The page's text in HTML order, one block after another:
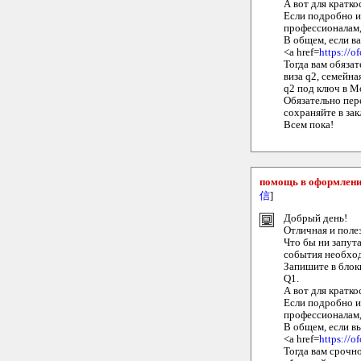
А вот для
Если подробно и
В общем, если
<a href=https://
Тогда вам
виза q2,
q2 под ключ в
Обязательно
сохраняйте в
Всем пока!
помощь в
信]
Добрый день!
Отличная и
Что бы ни
события
Запишите в
Q1.
А вот для
Если подробно и
В общем, если
<a href=https://
Тогда вам